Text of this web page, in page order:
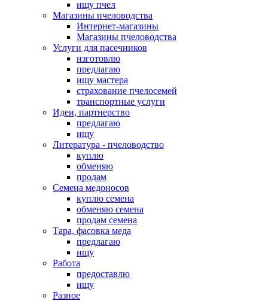
ищу пчел
Магазины пчеловодства
Интернет-магазины
Магазины пчеловодства
Услуги для пасечников
изготовлю
предлагаю
ищу мастера
страхование пчелосемей
транспортные услуги
Идеи, партнерство
предлагаю
ищу
Литература - пчеловодство
куплю
обменяю
продам
Семена медоносов
куплю семена
обменяю семена
продам семена
Тара, фасовка меда
предлагаю
ищу
Работа
предоставлю
ищу
Разное